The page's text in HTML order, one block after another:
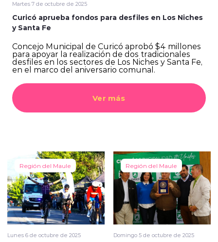
Martes 7 de octubre de 2025
Curicó aprueba fondos para desfiles en Los Niches
y Santa Fe
Concejo Municipal de Curicó aprobó $4 millones
para apoyar la realización de dos tradicionales
desfiles en los sectores de Los Niches y Santa Fe,
en el marco del aniversario comunal.
Ver más
Región del Maule
Lunes 6 de octubre de 2025
Región del Maule
Domingo 5 de octubre de 2025